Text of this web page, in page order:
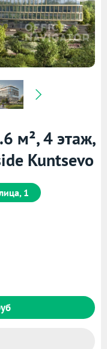
м², 4 этаж,
Kuntsevo
1